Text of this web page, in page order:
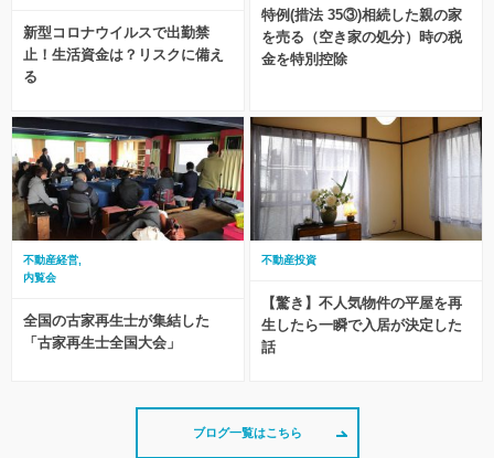
新型コロナウイルスで出勤禁
止！生活資金は？リスクに備え
る
特例(措法 35③)相続した親の家
を売る（空き家の処分）時の税
金を特別控除
不動産経営
内覧会
全国の古家再生士が集結した
「古家再生士全国大会」
不動産投資
【驚き】不人気物件の平屋を再
生したら一瞬で入居が決定した
話
ブログ一覧はこちら